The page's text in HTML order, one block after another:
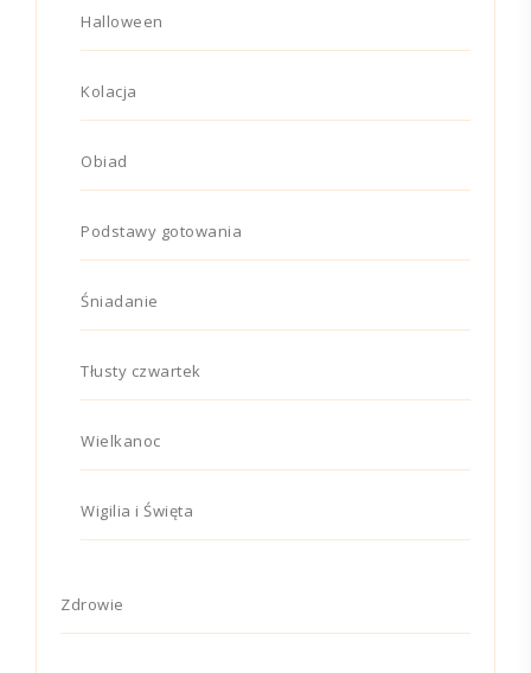
Halloween
Kolacja
Obiad
Podstawy gotowania
Śniadanie
Tłusty czwartek
Wielkanoc
Wigilia i Święta
Zdrowie